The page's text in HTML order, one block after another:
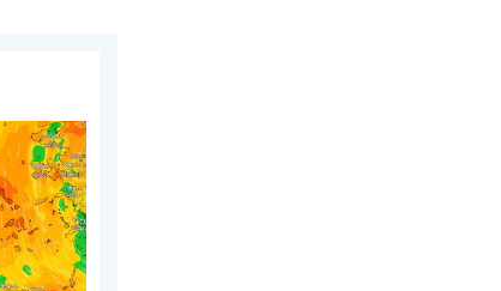
2026.
Evrope. Vrućina i jaki vetrovi. . . petak, 31. jul 2026.